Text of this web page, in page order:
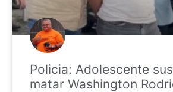
Policia: Adolescente
matar Washington